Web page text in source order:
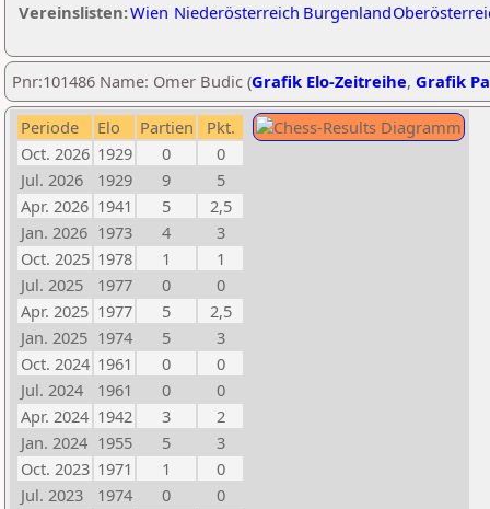
Vereinslisten:Wien Niederösterreich Burgenland
Pnr:101486 Name: Omer Budic (Grafik Elo-Zeitreihe, Grafik
Periode Elo Partien
Pkt.
Oct. 2026 1929 0
0
Jul. 2026
1929 9
5
Apr. 2026 1941 5
2,5
Jan. 2026 1973 4
3
Oct. 2025 1978 1
1
Jul. 2025
1977 0
0
Apr. 2025 1977 5
2,5
Jan. 2025 1974 5
3
Oct. 2024 1961 0
0
Jul. 2024
1961 0
0
Apr. 2024 1942 3
2
Jan. 2024 1955 5
3
Oct. 2023 1971 1
0
Jul. 2023
1974 0
0